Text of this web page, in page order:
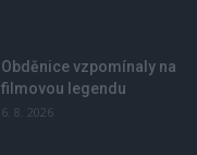
Obděnice vzpomínaly na
filmovou legendu
6. 8. 2026